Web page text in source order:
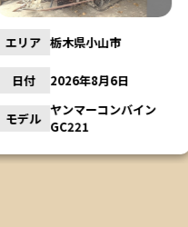
栃木県小山市
2026年8月6日
ヤンマーコンバイン
GC221